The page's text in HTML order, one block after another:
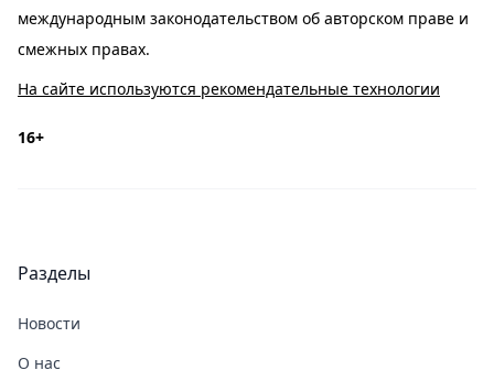
международным законодательством об авторском праве и
смежных правах.
На сайте используются рекомендательные технологии
16+
Разделы
Новости
О нас